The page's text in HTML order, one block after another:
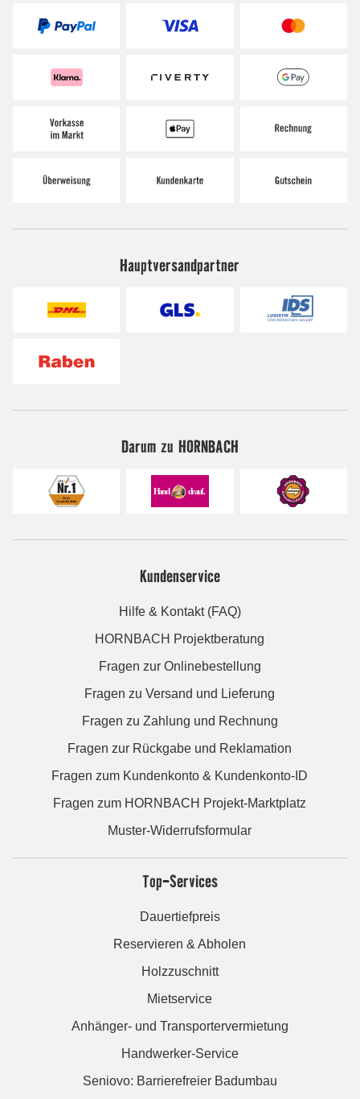
Hauptversandpartner
Darum zu HORNBACH
Kundenservice
Hilfe & Kontakt (FAQ)
HORNBACH Projektberatung
Fragen zur Onlinebestellung
Fragen zu Versand und Lieferung
Fragen zu Zahlung und Rechnung
Fragen zur Rückgabe und Reklamation
Fragen zum Kundenkonto & Kundenkonto-ID
Fragen zum HORNBACH Projekt-Marktplatz
Muster-Widerrufsformular
Top-Services
Dauertiefpreis
Reservieren & Abholen
Holzzuschnitt
Mietservice
Anhänger- und Transportervermietung
Handwerker-Service
Seniovo: Barrierefreier Badumbau